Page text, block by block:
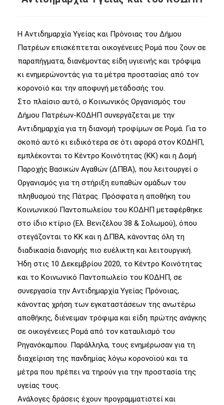
Η Αντιδημαρχία Υγείας και Πρόνοιας του Δήμου
Πατρέων επισκέπτεται οικογένειες Ρομά που ζουν σε
παραπήγματα, διανέμοντας είδη υγιεινής και τρόφιμα
κι ενημερώνοντάς για τα μέτρα προστασίας από τον
κορονοϊό και την αποφυγή μετάδοσής του.
Στο πλαίσιο αυτό, ο Κοινωνικός Οργανισμός του
Δήμου Πατρέων-ΚΟΔΗΠ συνεργάζεται με την
Αντιδημαρχία για τη διανομή τροφίμων σε Ρομά. Για το
σκοπό αυτό κι ειδικότερα σε ότι αφορά στον ΚΟΔΗΠ,
εμπλέκονται το Κέντρο Κοινότητας (ΚΚ) και η Δομή
Παροχής Βασικών Αγαθών (ΔΠΒΑ), που λειτουργεί ο
Οργανισμός για τη στήριξη ευπαθών ομάδων του
πληθυσμού της Πάτρας. Πρόσφατα η αποθήκη του
Κοινωνικού Παντοπωλείου του ΚΟΔΗΠ μεταφέρθηκε
στο ίδιο κτίριο (Ελ. Βενιζέλου 38 & Σολωμού), όπου
στεγάζονται το ΚΚ και η ΔΠΒΑ, κάνοντας όλη τη
διαδικασία διανομής πιο ευέλικτη και λειτουργική.
Ήδη στις 10 Δεκεμβρίου 2020, το Κέντρο Κοινότητας
και το Κοινωνικό Παντοπωλείο του ΚΟΔΗΠ, σε
συνεργασία την Αντιδημαρχία Υγείας Πρόνοιας,
κάνοντας χρήση των εγκαταστάσεων της ανωτέρω
αποθήκης, διένειμαν τρόφιμα και είδη πρώτης ανάγκης
σε οικογένειες Ρομά από τον καταυλισμό του
Ρηγανόκαμπου. Παράλληλα, τους ενημέρωσαν για τη
διαχείριση της πανδημίας λόγω κορονοϊού και τα
μέτρα που πρέπει να τηρούν για την προστασία της
υγείας τους.
Ανάλογες δράσεις έχουν προγραμματιστεί και